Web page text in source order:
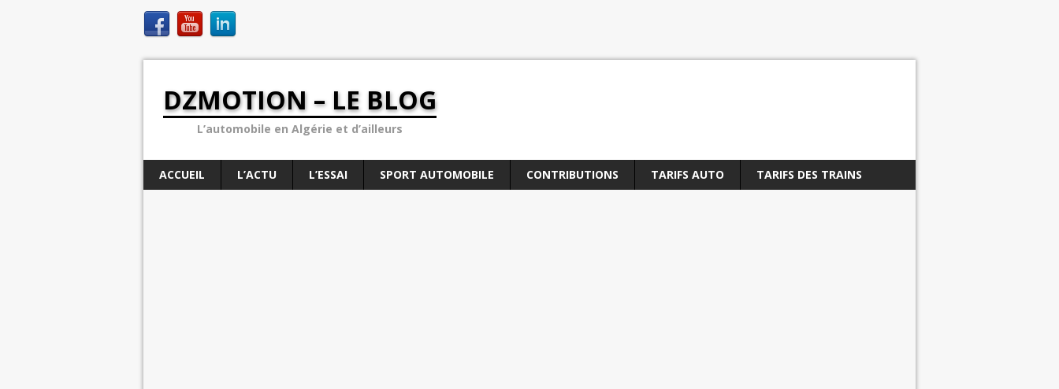
DZMOTION – LE BLOG
L’automobile en Algérie et d’ailleurs
ACCUEIL L’ACTU L’ESSAI SPORT AUTOMOBILE CONTRIBUTIONS TARIFS AUTO TARIFS DES TRAINS